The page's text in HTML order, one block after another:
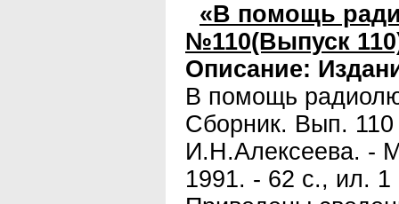
«В помощь
№110(Выпуск
Описание:
В помощь
Сборник. Вып. 110
И.Н.Алексеева. -
1991. - 62 с., ил. 1